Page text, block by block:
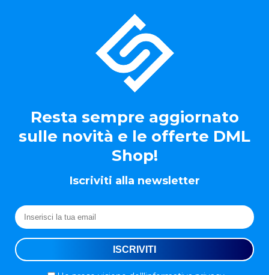
Resta sempre aggiornato
sulle novità e le offerte DML
Shop!
Iscriviti alla newsletter